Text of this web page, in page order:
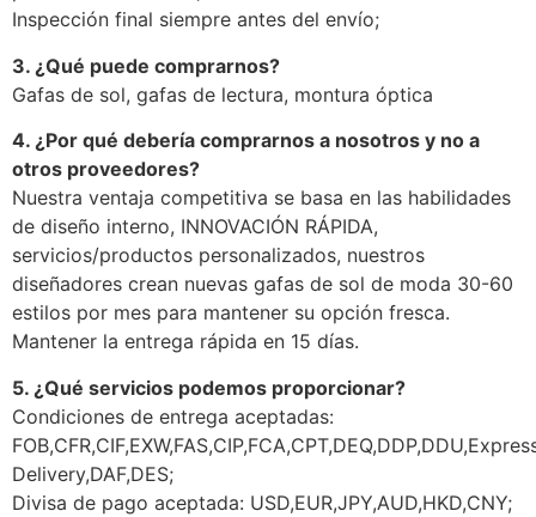
Inspección final siempre antes del envío;
3. ¿Qué puede comprarnos?
Gafas de sol, gafas de lectura, montura óptica
4. ¿Por qué debería comprarnos a nosotros y no a
otros proveedores?
Nuestra ventaja competitiva se basa en las habilidades
de diseño interno, INNOVACIÓN RÁPIDA,
servicios/productos personalizados, nuestros
diseñadores crean nuevas gafas de sol de moda 30-60
estilos por mes para mantener su opción fresca.
Mantener la entrega rápida en 15 días.
5. ¿Qué servicios podemos proporcionar?
Condiciones de entrega aceptadas:
Delivery,DAF,DES;
Divisa de pago aceptada: USD,EUR,JPY,AUD,HKD,CNY;